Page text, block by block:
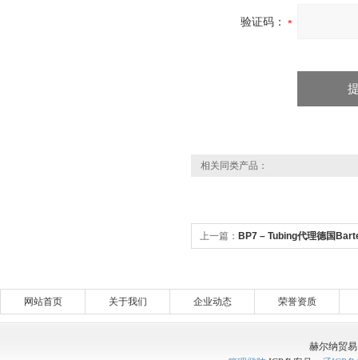
验证码：
相关同类产品：
上一篇： BP7 – Tubing代理德国
网站首页 关于我们 企业动态 荣誉资质
赫尔纳贸